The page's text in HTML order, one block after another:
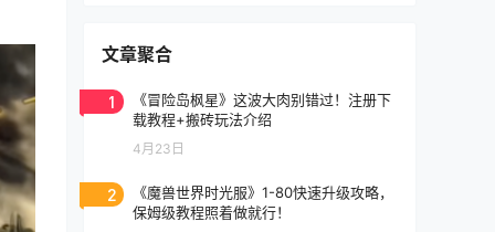
文章聚合
1
《冒险岛枫星》这波大肉别错过！注册下
载教程+搬砖玩法介绍
4月23日
2
《魔兽世界时光服》1-80快速升级攻略，
保姆级教程照着做就行！